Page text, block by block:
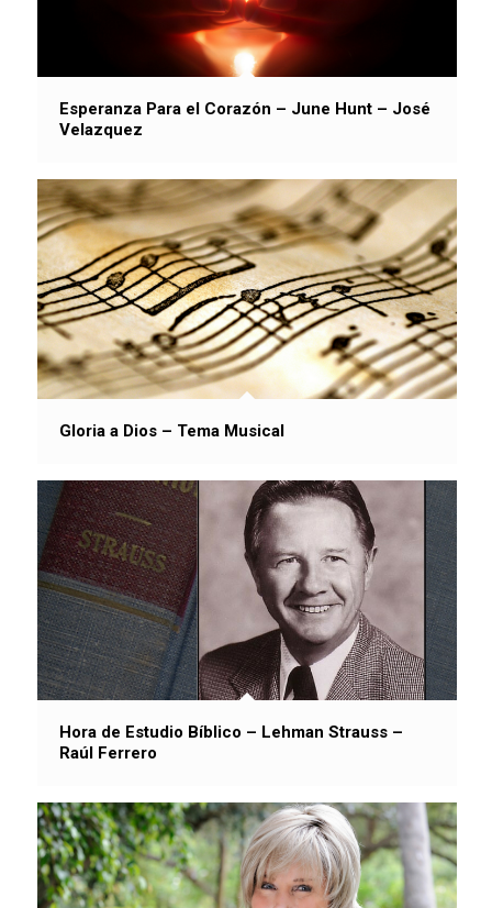
Esperanza Para el Corazón – June Hunt – José
Velazquez
Gloria a Dios – Tema Musical
Hora de Estudio Bíblico – Lehman Strauss –
Raúl Ferrero